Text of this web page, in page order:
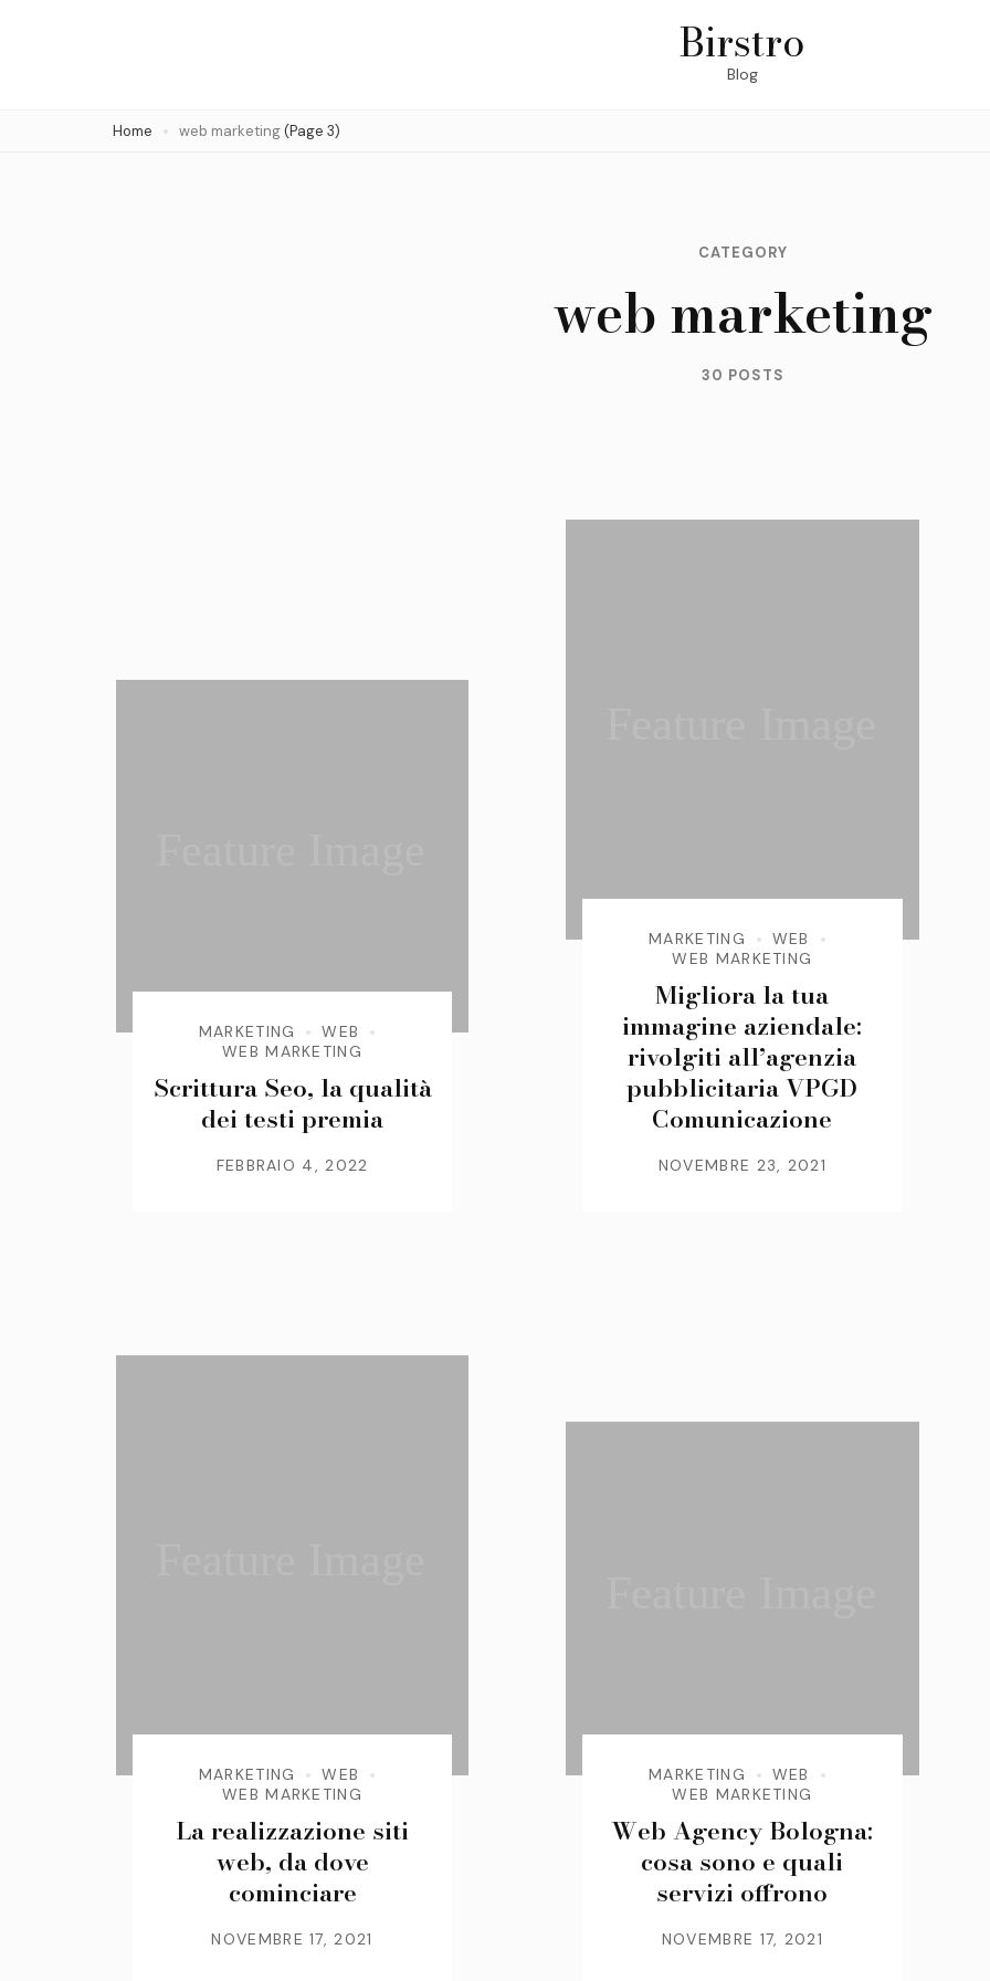
Birstro
Blog
Home web marketing(Page 3)
CATEGORY
web marketing
30 POSTS
MARKETING
WEB
WEB MARKETING
Scrittura Seo, la qualità
dei testi premia
FEBBRAIO 4, 2022
MARKETING
WEB
WEB MARKETING
Migliora la tua
immagine aziendale:
rivolgiti all’agenzia
pubblicitaria VPGD
Comunicazione
NOVEMBRE 23, 2021
MARKETING
WEB
WEB MARKETING
La realizzazione siti
web, da dove
cominciare
NOVEMBRE 17, 2021
MARKETING
WEB
WEB MARKETING
Web Agency Bologna:
cosa sono e quali
servizi offrono
NOVEMBRE 17, 2021